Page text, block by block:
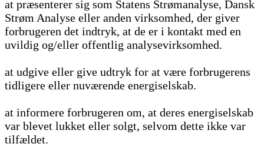
at præsenterer sig som Statens Strømanalyse, Dansk
Strøm Analyse eller anden virksomhed, der giver
forbrugeren det indtryk, at de er i kontakt med en
uvildig og/eller offentlig analysevirksomhed.
at udgive eller give udtryk for at være forbrugerens
tidligere eller nuværende energiselskab.
at informere forbrugeren om, at deres energiselskab
var blevet lukket eller solgt, selvom dette ikke var
tilfældet.